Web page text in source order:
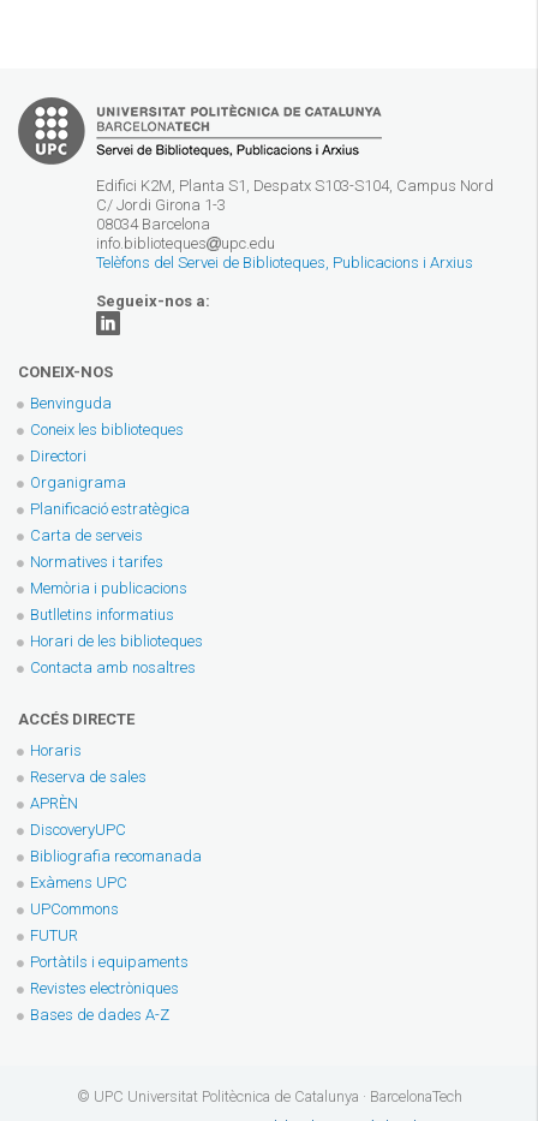
Edifici K2M, Planta S1, Despatx S103-S104, Campus Nord
C/ Jordi Girona 1-3
08034 Barcelona
info.biblioteques
upc.edu
Telèfons del Servei de Biblioteques, Publicacions i Arxius
Segueix-nos a:
CONEIX-NOS
Benvinguda
Coneix les biblioteques
Directori
Organigrama
Planificació estratègica
Carta de serveis
Normatives i tarifes
Memòria i publicacions
Butlletins informatius
Horari de les biblioteques
Contacta amb nosaltres
ACCÉS DIRECTE
Horaris
Reserva de sales
APRÈN
DiscoveryUPC
Bibliografia recomanada
Exàmens UPC
UPCommons
FUTUR
Portàtils i equipaments
Revistes electròniques
Bases de dades A-Z
© UPC Universitat Politècnica de Catalunya · BarcelonaTech